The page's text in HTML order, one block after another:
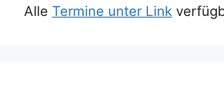
Alle Termine unter Link